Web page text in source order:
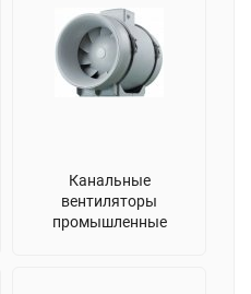
Канальные
вентиляторы
промышленные